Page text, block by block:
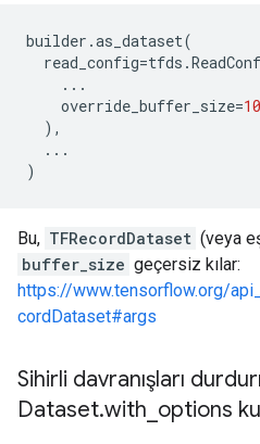
builder .as_dataset(
read_config=tfds .
...
override_buffer_size=
),
...
)
Bu, TFRecordDataset (veya
buffer_size geçersiz kılar:
https://www.tensorflow.org/
cordDataset#args
Sihirli davranışları
Dataset.with options